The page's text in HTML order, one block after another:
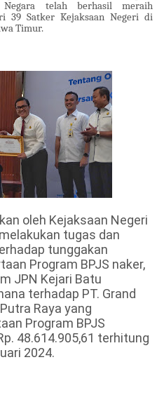
telah berhasil meraih
39 Satker Kejaksaan Negeri di
Timur.
oleh Kejaksaan Negeri
tugas dan
tunggakan
Program BPJS naker,
JPN Kejari Batu
terhadap PT. Grand
Raya yang
Program BPJS
48.614.905,61 terhitung
2024.